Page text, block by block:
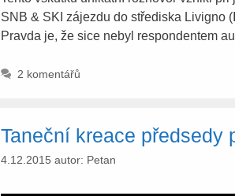
SNB & SKI zájezdu do střediska Livigno
Pravda je, že sice nebyl respondentem
2 komentářů
Taneční kreace předsedy
4.12.2015 autor: Petan